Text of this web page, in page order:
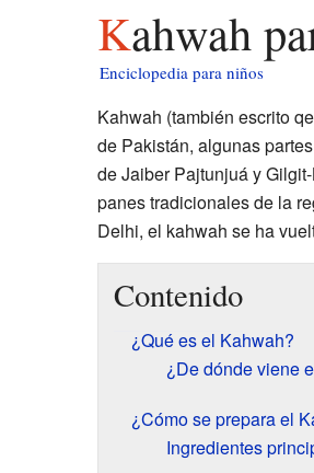
Kahwah
Enciclopedia para niños
Kahwah (también escrito
de Pakistán, algunas
de Jaiber Pajtunjuá y
panes tradicionales de la
Delhi, el kahwah se ha
Contenido
¿Qué es el Kahwah?
¿De dónde viene
¿Cómo se prepara el
Ingredientes